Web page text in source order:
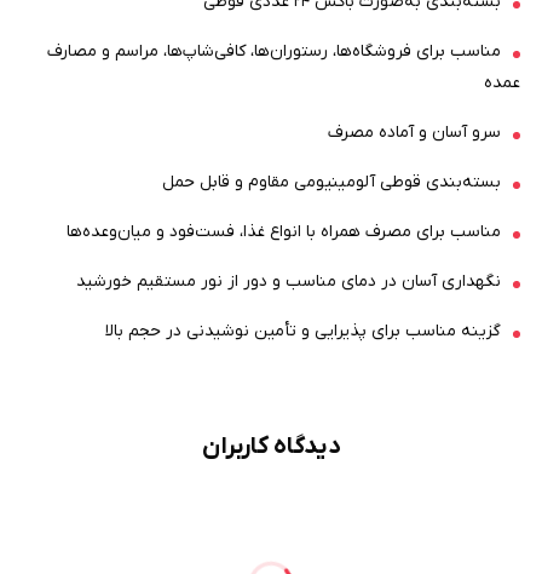
مناسب برای فروشگاه‌ها، رستوران‌ها، کافی‌شاپ‌ها، مراسم و مصارف
عمده
سرو آسان و آماده مصرف
بسته‌بندی قوطی آلومینیومی مقاوم و قابل حمل
مناسب برای مصرف همراه با انواع غذا، فست‌فود و میان‌وعده‌ها
نگهداری آسان در دمای مناسب و دور از نور مستقیم خورشید
گزینه مناسب برای پذیرایی و تأمین نوشیدنی در حجم بالا
دیدگاه کاربران